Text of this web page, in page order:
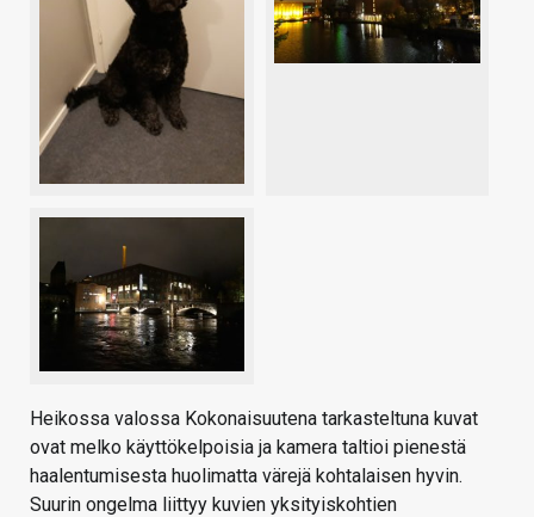
Heikossa valossa Kokonaisuutena tarkasteltuna kuvat
ovat melko käyttökelpoisia ja kamera taltioi pienestä
haalentumisesta huolimatta värejä kohtalaisen hyvin.
Suurin ongelma liittyy kuvien yksityiskohtien